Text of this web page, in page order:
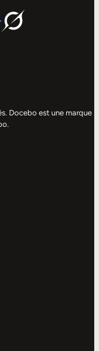
Docebo est une marque